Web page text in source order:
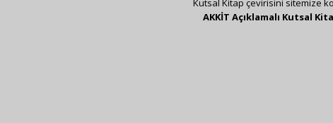
Kutsal Kitap çevirisini sitemize
AKKİT Açıklamalı Kutsal